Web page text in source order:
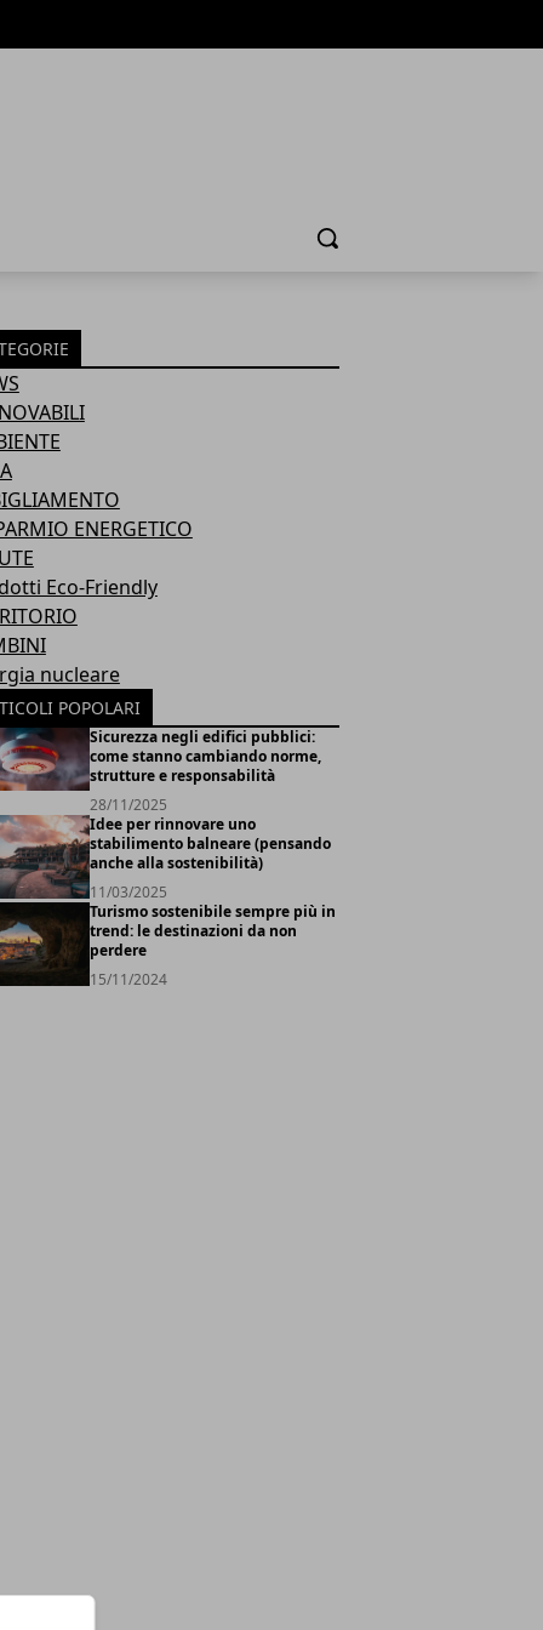
Cerca
ENERGETICO
Eco-Friendly
nucleare
POPOLARI
Sicurezza negli edifici pubblici:
come stanno cambiando norme,
strutture e responsabilità
28/11/2025
Idee per rinnovare uno
stabilimento balneare (pensando
anche alla sostenibilità)
11/03/2025
Turismo sostenibile sempre più in
trend: le destinazioni da non
perdere
15/11/2024